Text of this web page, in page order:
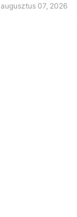
augusztus 07, 2026